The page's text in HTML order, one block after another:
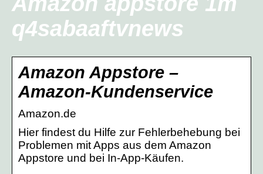
q4sabaaftvnews
Amazon Appstore –
Amazon-Kundenservice
Amazon.de
Hier findest du Hilfe zur Fehlerbehebung bei
Problemen mit Apps aus dem Amazon
Appstore und bei In-App-Käufen.